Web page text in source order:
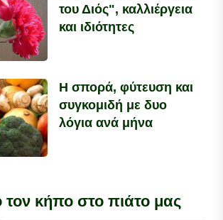
του Διός", καλλιέργεια
και ιδιότητες
Η σπορά, φύτευση και
συγκομιδή με δυο
λόγια ανά μήνα
κήπο στο πιάτο μας